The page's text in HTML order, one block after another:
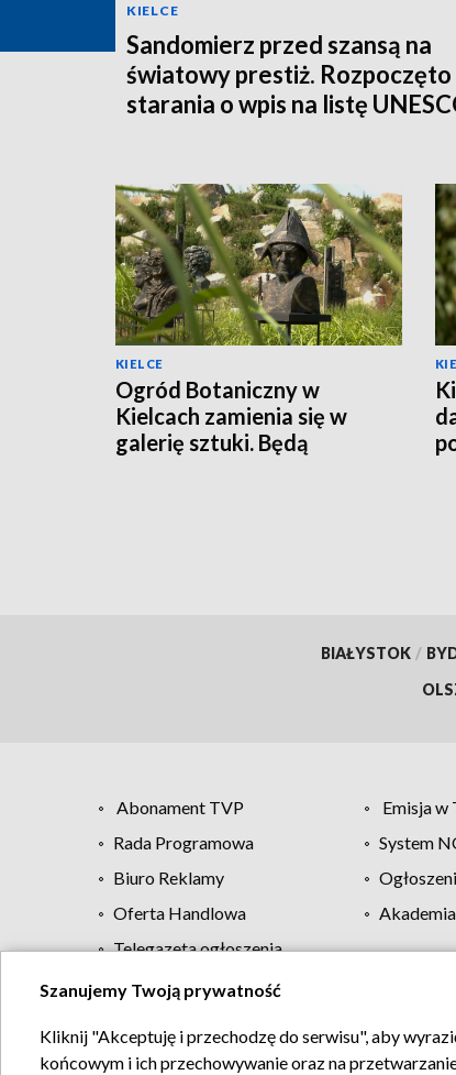
KIELCE
Sandomierz przed szansą na
światowy prestiż. Rozpoczęto
starania o wpis na listę
KIELCE
Ogród Botaniczny w
Kielcach zamienia się w
galerię sztuki. Będą
BIAŁYSTOK /
Abonament TVP Emisja w
Rada Programowa
System
Biuro Reklamy
Oferta Handlowa
Telegazeta ogłoszenia
Regulamin
Szanujemy Twoją prywatność
Kliknij "Akceptuję i przechodzę do serwisu", aby
końcowym i ich przechowywanie oraz na